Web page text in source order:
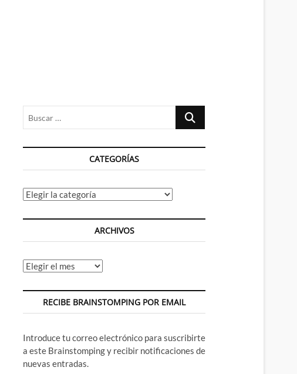
Buscar
CATEGORÍAS
Categorías
ARCHIVOS
Archivos
RECIBE BRAINSTOMPING POR EMAIL
Introduce tu correo electrónico para suscribirte
a este Brainstomping y recibir notificaciones de
nuevas entradas.